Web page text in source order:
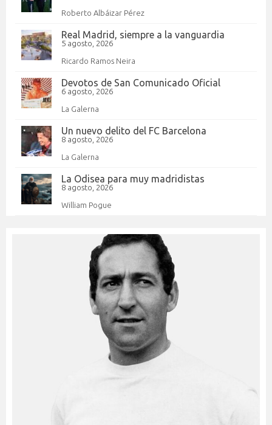
Roberto Albáizar Pérez
Real Madrid, siempre a la vanguardia
5 agosto, 2026
Ricardo Ramos Neira
Devotos de San Comunicado Oficial
6 agosto, 2026
La Galerna
Un nuevo delito del FC Barcelona
8 agosto, 2026
La Galerna
La Odisea para muy madridistas
8 agosto, 2026
William Pogue